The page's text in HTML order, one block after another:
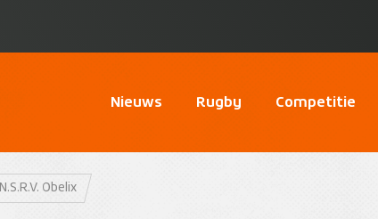
Nieuws Rugby Competitie
N.S.R.V. Obelix